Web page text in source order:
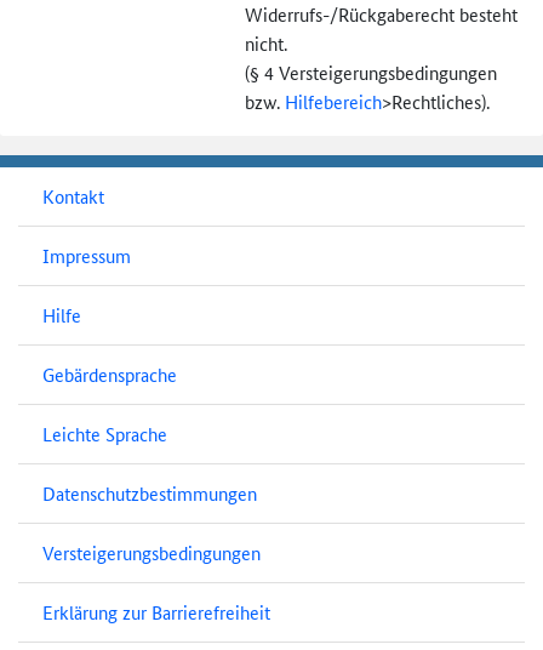
Widerrufs-/Rückgaberecht besteht
nicht.
(§ 4 Versteigerungs­bedingungen
bzw. Hilfebereich>Rechtliches).
Kontakt
Impressum
Hilfe
Gebärdensprache
Leichte Sprache
Datenschutzbestimmungen
Versteigerungsbedingungen
Erklärung zur Barrierefreiheit